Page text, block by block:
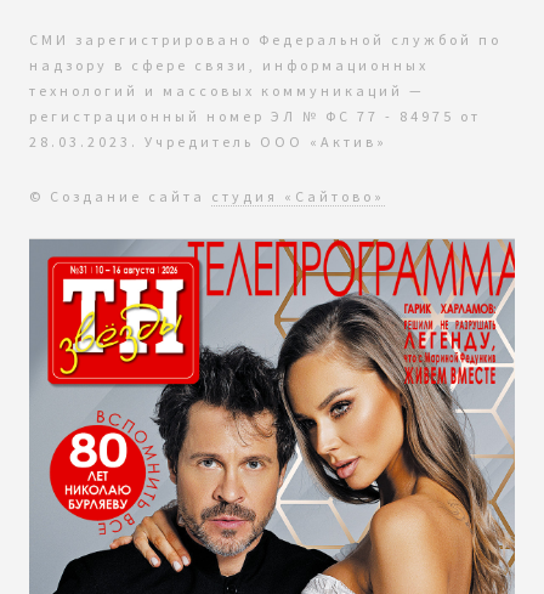
СМИ зарегистрировано Федеральной службой по
надзору в сфере связи, информационных
технологий и массовых коммуникаций —
регистрационный номер ЭЛ № ФС 77 - 84975 от
28.03.2023. Учредитель ООО «Актив»
© Создание сайта студия «Сайтово»